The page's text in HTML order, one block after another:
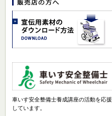
車いす安全整備士養成講座の活動を応援
しています。